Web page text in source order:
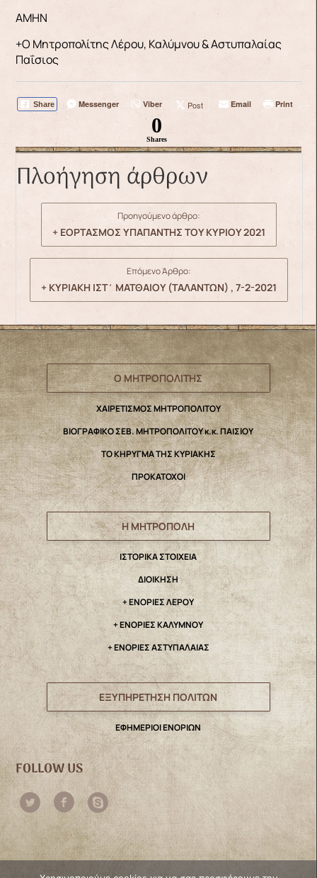
ΑΜΗΝ
+Ο Μητροπολίτης Λέρου, Καλύμνου & Αστυπαλαίας
Παΐσιος
Share Messenger Viber Post Email Print
0
Shares
Πλοήγηση άρθρων
Προηγούμενο άρθρο:
+ ΕΟΡΤΑΣΜΟΣ ΥΠΑΠΑΝΤΗΣ ΤΟΥ ΚΥΡΙΟΥ 2021
Επόμενο Άρθρο:
+ ΚΥΡΙΑΚΗ ΙΣΤ΄ ΜΑΤΘΑΙΟΥ (ΤΑΛΑΝΤΩΝ) , 7-2-2021
Ο ΜΗΤΡΟΠΟΛΙΤΗΣ
ΧΑΙΡΕΤΙΣΜΟΣ ΜΗΤΡΟΠΟΛΙΤΟΥ
ΒΙΟΓΡΑΦΙΚΟ ΣΕΒ. ΜΗΤΡΟΠΟΛΙΤΟΥ κ.κ. ΠΑΙΣΙΟΥ
ΤΟ ΚΗΡΥΓΜΑ ΤΗΣ ΚΥΡΙΑΚΗΣ
ΠΡΟΚΑΤΟΧΟΙ
Η ΜΗΤΡΟΠΟΛΗ
IΣΤΟΡΙΚΑ ΣΤΟΙΧΕΙΑ
ΔΙΟΙΚΗΣΗ
+ ΕΝΟΡΙΕΣ ΛΕΡΟΥ
+ ΕΝΟΡΙΕΣ ΚΑΛΥΜΝΟΥ
+ ΕΝΟΡΙΕΣ ΑΣΤΥΠΑΛΑΙΑΣ
ΕΞΥΠΗΡΕΤΗΣΗ ΠΟΛΙΤΩΝ
ΕΦΗΜΕΡΙΟΙ ΕΝΟΡΙΩΝ
FOLLOW US